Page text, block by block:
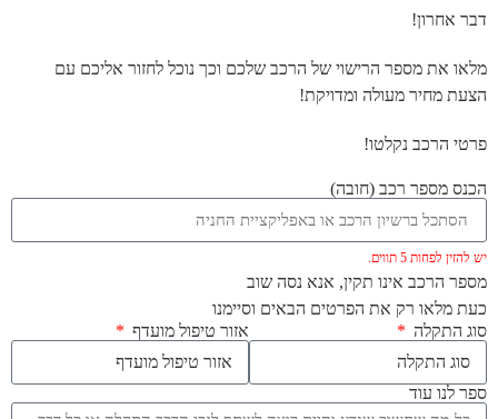
דבר אחרון!
מלאו את מספר הרישוי של הרכב שלכם וכך נוכל לחזור אליכם עם
הצעת מחיר מעולה ומדויקת!
פרטי הרכב נקלטו!
הכנס מספר רכב (חובה)
יש להזין לפחות 5 תווים.
מספר הרכב אינו תקין, אנא נסה שוב
כעת מלאו רק את הפרטים הבאים וסיימנו
סוג התקלה
אזור טיפול מועדף
ספר לנו עוד